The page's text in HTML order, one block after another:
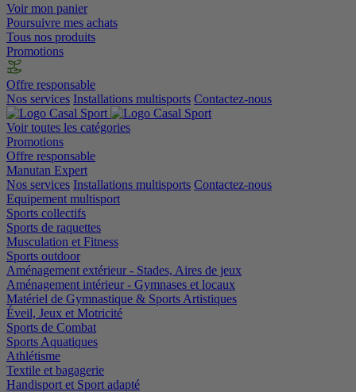
Voir mon panier
Poursuivre mes achats
Tous nos produits
Promotions
Offre responsable
Nos services Installations multisports Contactez-nous
Voir toutes les catégories
Promotions
Offre responsable
Manutan Expert
Nos services Installations multisports Contactez-nous
Equipement multisport
Sports collectifs
Sports de raquettes
Musculation et Fitness
Sports outdoor
Aménagement extérieur - Stades, Aires de jeux
Aménagement intérieur - Gymnases et locaux
Matériel de Gymnastique & Sports Artistiques
Éveil, Jeux et Motricité
Sports de Combat
Sports Aquatiques
Athlétisme
Textile et bagagerie
Handisport et Sport adapté